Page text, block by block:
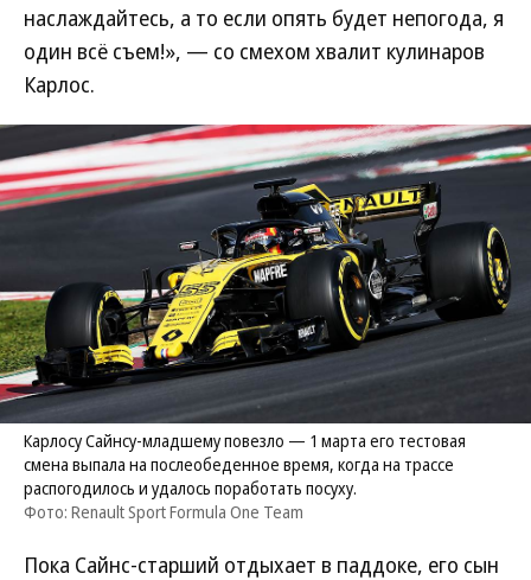
наслаждайтесь, а то если опять будет непогода, я
один всё съем!», — со смехом хвалит кулинаров
Карлос.
Карлосу Сайнсу-младшему повезло — 1 марта его тестовая
смена выпала на послеобеденное время, когда на трассе
распогодилось и удалось поработать посуху.
Фото: Renault Sport Formula One Team
Пока Сайнс-старший отдыхает в паддоке, его сын